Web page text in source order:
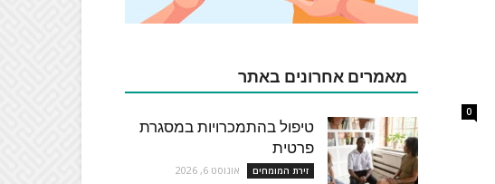
0
מאמרים אחרונים באתר
טיפול בהתמכרויות במסגרת
פרטית
זירת המומחים אוגוסט 6, 2026